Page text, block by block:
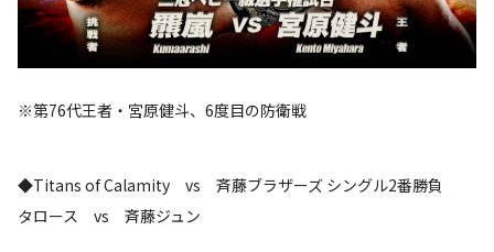
※第76代王者・宮原健斗、6度目の防衛戦
◆Titans of Calamity vs 斉藤ブラザーズ シングル2番勝負
タロース vs 斉藤ジュン